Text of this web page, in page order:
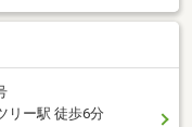
リー駅 徒歩6分